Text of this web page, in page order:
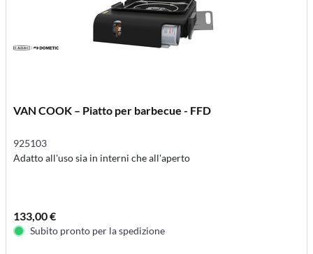
VAN COOK – Piatto per barbecue - FFD
925103
Adatto all'uso sia in interni che all'aperto
133,00 €
Subito pronto per la spedizione